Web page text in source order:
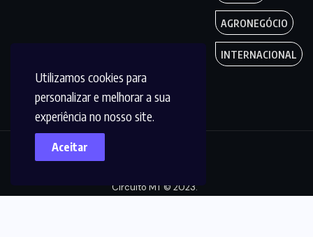
Utilizamos cookies para
personalizar e melhorar a sua
experiência no nosso site.
Aceitar
AGRONEGÓCIO
INTERNACIONAL
Circuito MT © 2023.